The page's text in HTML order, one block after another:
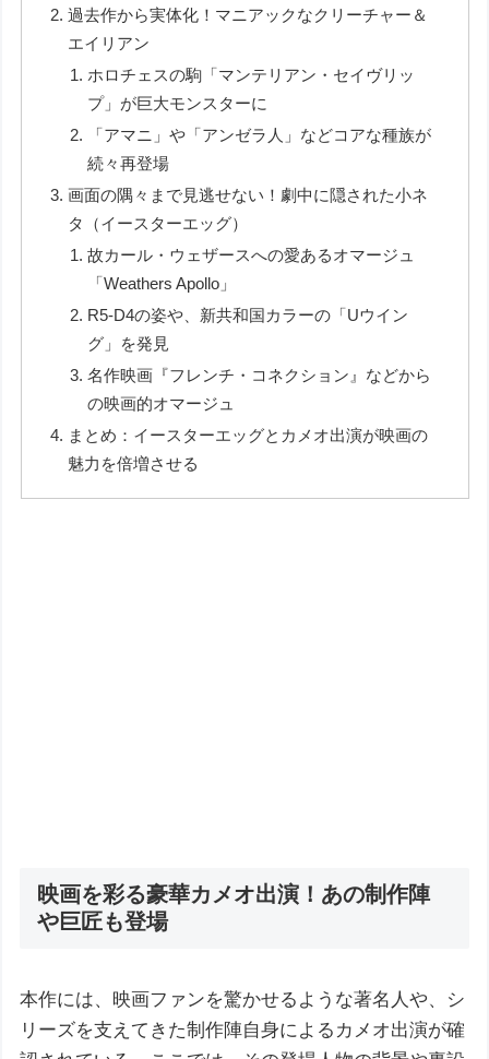
過去作から実体化！マニアックなクリーチャー＆
エイリアン
ホロチェスの駒「マンテリアン・セイヴリッ
プ」が巨大モンスターに
「アマニ」や「アンゼラ人」などコアな種族が
続々再登場
画面の隅々まで見逃せない！劇中に隠された小ネ
タ（イースターエッグ）
故カール・ウェザースへの愛あるオマージュ
「Weathers Apollo」
R5-D4の姿や、新共和国カラーの「Uウイン
グ」を発見
名作映画『フレンチ・コネクション』などから
の映画的オマージュ
まとめ：イースターエッグとカメオ出演が映画の
魅力を倍増させる
映画を彩る豪華カメオ出演！あの制作陣
や巨匠も登場
本作には、映画ファンを驚かせるような著名人や、シ
リーズを支えてきた制作陣自身によるカメオ出演が確